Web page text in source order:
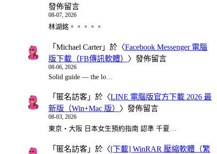
發佈留言
08-07, 2026
林湖銘。。。。。
「 Michael Carter」於〈Facebook Messenger 電腦
版下載（FB傳訊軟體） 〉發佈留言
08-06, 2026
Solid guide — the lo…
「 匿名訪客 」於〈LINE 電腦版官方下載 2026 最
新版（Win+Mac 版） 〉發佈留言
08-03, 2026
東京・大阪 日本女生預約指南 認準 千夏…
「 匿名訪客 」於〈[下載] WinRAR 壓縮軟體（繁